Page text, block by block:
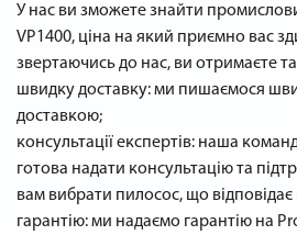
У нас ви зможете знайти
VP1400, ціна на який приємно вас
звертаючись до нас, ви отримаєте
швидку доставку: ми пишаємося
доставкою;
консультації експертів: наша
готова надати консультацію та
вам вибрати пилосос, що
гарантію: ми надаємо гарантію на